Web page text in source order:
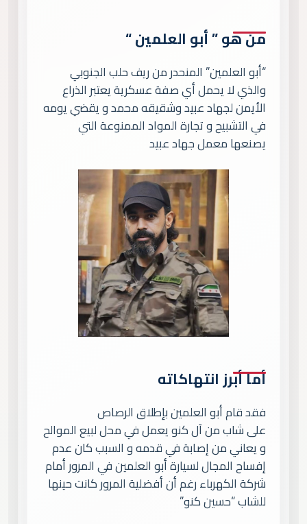
من هو ” أبو العلمين “
“أبو العلمين” المنحدر من ريف حلب الجنوبي
والذي لا يحمل أي صفة عسكرية يعتبر الذراع
الأيمن لجهاد عبيد وشقيقه محمد و يقضي يومه
في التشبيح و تجارة المواد الممنوعة التي
يصنعها معمل جهاد عبيد
أما أبرز انتهاكاته
فقد قام أبو العلمين بإطلاق الرصاص
على شاب من آل كنو يعمل في محل لبيع الموالح
و يعاني من إصابة في قدمه و السبب كان عدم
إفساح المجال لسيارة أبو العلمين في المرور أمام
شركة الكهرباء رغم أن أفضلية المرور كانت حينها
للشاب “حسين كنو”